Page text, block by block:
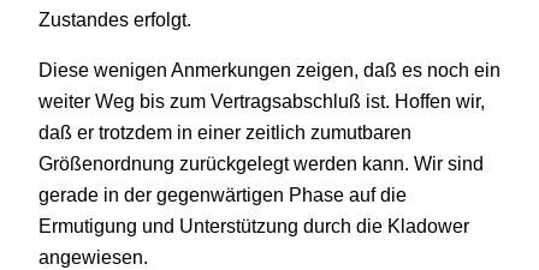
Zustandes erfolgt.
Diese wenigen Anmerkungen zeigen, daß es noch ein
weiter Weg bis zum Vertragsabschluß ist. Hoffen wir,
daß er trotzdem in einer zeitlich zumutbaren
Größenordnung zurückgelegt werden kann. Wir sind
gerade in der gegenwärtigen Phase auf die
Ermutigung und Unterstützung durch die Kladower
angewiesen.